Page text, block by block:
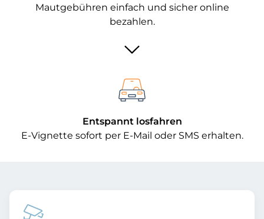
Mautgebühren einfach und sicher online
bezahlen.
Entspannt losfahren
E-Vignette sofort per E-Mail oder SMS erhalten.